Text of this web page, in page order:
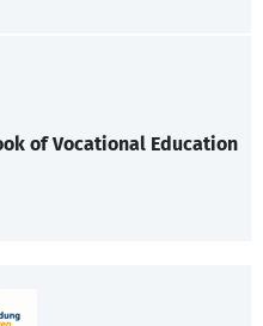
of Vocational Education